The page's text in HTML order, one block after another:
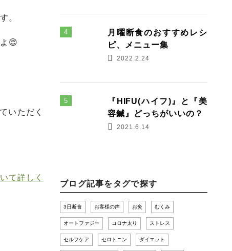
。
😌
いただく
て詳しく
月曜断食のおすすめレシ
ピ、メニュー集
2022.2.24
『HIFU(ハイフ)』と『美
容鍼』どっちがいいの？
2021.6.14
ブログ記事をタグで探す
3日断食 お客様の声 お灸 むくみ
オートファジー コロナ太り ストレス
セルフケア セロトニン ダイエット